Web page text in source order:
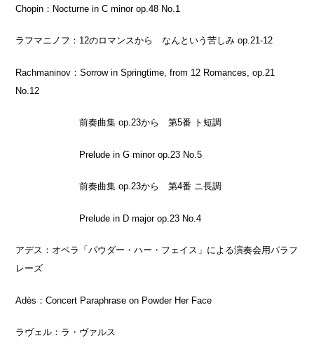
Chopin： Nocturne in C minor op.48 No.1
ラフマニノフ： 12のロマンスから なんという苦しみ op.21-12
Rachmaninov：Sorrow in Springtime, from 12 Romances, op.21
No.12
前奏曲集 op.23から 第5番 ト短調
Prelude in G minor op.23 No.5
前奏曲集 op.23から 第4番 ニ長調
Prelude in D major op.23 No.4
アデス：オペラ「パウダー・ハー・フェイス」による演奏会用パラフ
レーズ
Adès：Concert Paraphrase on Powder Her Face
ラヴェル：ラ・ヴァルス